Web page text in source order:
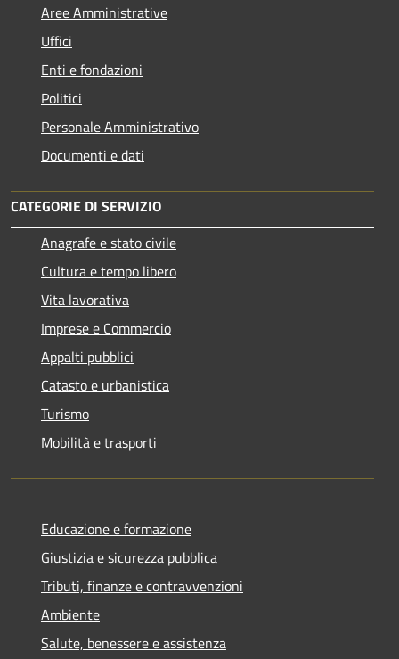
Aree Amministrative
Uffici
Enti e fondazioni
Politici
Personale Amministrativo
Documenti e dati
CATEGORIE DI SERVIZIO
Anagrafe e stato civile
Cultura e tempo libero
Vita lavorativa
Imprese e Commercio
Appalti pubblici
Catasto e urbanistica
Turismo
Mobilità e trasporti
Educazione e formazione
Giustizia e sicurezza pubblica
Tributi, finanze e contravvenzioni
Ambiente
Salute, benessere e assistenza